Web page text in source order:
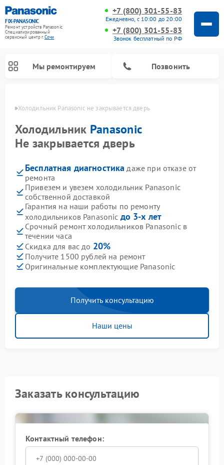
FIX-PANASONIC
Ремонт устройств Panasonic
Специализированный
cервисный центр г.Сочи
+7 (800) 301-55-83
Ежедневно, с 10:00 до 20:00
+7 (800) 301-55-83
Звонок бесплатный по РФ
Мы ремонтируем Позвонить
Холодильник Panasonic не закрывается дверь
Холодильник Panasonic
Не закрывается дверь
Бесплатная диагностика даже при отказе от
ремонта
Привезем и увезем холодильник Panasonic
собственной доставкой
Гарантия на наши работы по ремонту
холодильников Panasonic до 3-х лет
Срочный ремонт холодильников Panasonic в
течении часа
Скидка для вас до 20%
Получите 1500 рублей на ремонт
Оригинальные комплектующие Panasonic
Получить консультацию
Наши цены
Заказать консультацию
Контактный телефон: